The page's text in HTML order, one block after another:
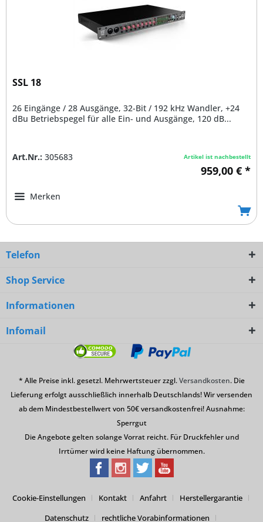
SSL 18
26 Eingänge / 28 Ausgänge, 32-Bit / 192 kHz Wandler, +24
dBu Betriebspegel für alle Ein- und Ausgänge, 120 dB...
Art.Nr.: 305683 Artikel ist nachbestellt
959,00 € *
Merken
Telefon
Shop Service
Informationen
Infomail
* Alle Preise inkl. gesetzl. Mehrwertsteuer zzgl.Versandkosten. Die
Lieferung erfolgt ausschließlich innerhalb Deutschlands! Wir versenden
ab dem Mindestbestellwert von 50€ versandkostenfrei! Ausnahme:
Sperrgut
Die Angebote gelten solange Vorrat reicht. Für Druckfehler und
Irrtümer wird keine Haftung übernommen.
Cookie-Einstellungen Kontakt Anfahrt
Herstellergarantie
Datenschutz
rechtliche Vorabinformationen